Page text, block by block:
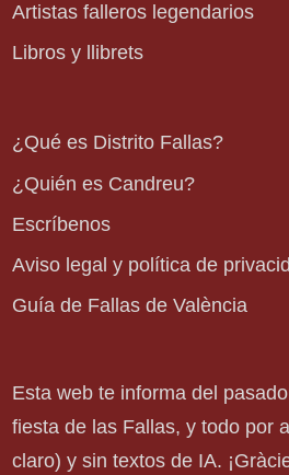
Artistas falleros legendarios
Libros y llibrets
¿Qué es Distrito Fallas?
¿Quién es Candreu?
Escríbenos
Aviso legal y política de
Guía de Fallas de València
Esta web te informa del
fiesta de las Fallas, y todo por
claro) y sin textos de IA.